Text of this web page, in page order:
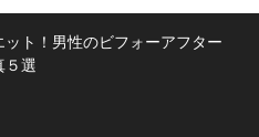
ット！男性のビフォーアフター
５選